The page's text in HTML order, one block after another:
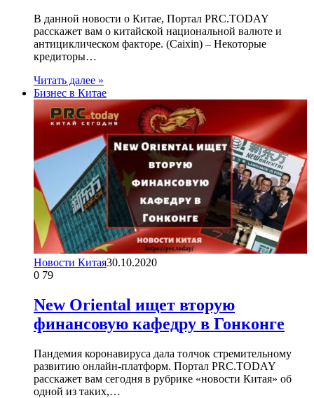
В данной новости о Китае, Портал PRC.TODAY
расскажет вам о китайской национальной валюте и
антициклическом факторе. (Caixin) – Некоторые
кредиторы…
Читать далее »
Бизнес в Китае
Новости Китая30.10.2020
0 79
New Oriental ищет вторую
финансовую кафедру в Гонконге
Пандемия коронавируса дала толчок стремительному
развитию онлайн-платформ. Портал PRC.TODAY
расскажет вам сегодня в рубрике «новости Китая» об
одной из таких,…